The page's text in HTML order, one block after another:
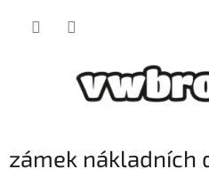
zámek nákladních